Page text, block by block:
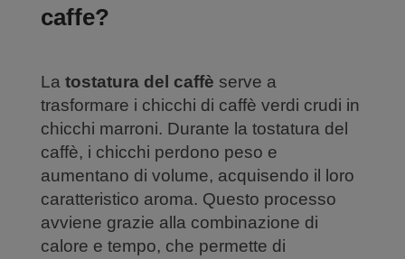
caffe?
La tostatura del caffè serve a
trasformare i chicchi di caffè verdi crudi in
chicchi marroni. Durante la tostatura del
caffè, i chicchi perdono peso e
aumentano di volume, acquisendo il loro
caratteristico aroma. Questo processo
avviene grazie alla combinazione di
calore e tempo, che permette di